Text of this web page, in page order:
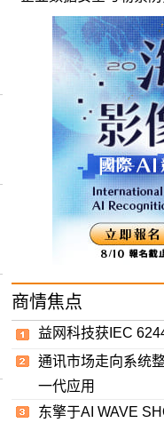
商情焦点
益网科技获IEC
通讯市场走向系统
一代应用
东擎于AI WAVE